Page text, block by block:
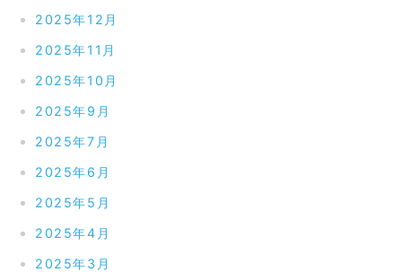
2025年12月
2025年11月
2025年10月
2025年9月
2025年7月
2025年6月
2025年5月
2025年4月
2025年3月